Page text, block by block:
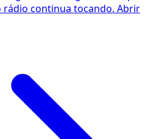
continua tocando. Abrir